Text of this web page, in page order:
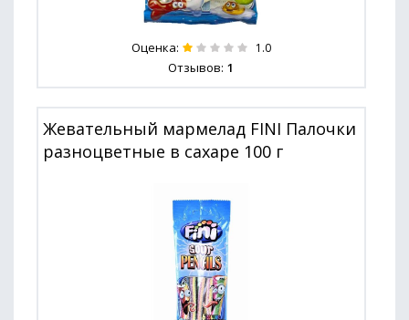
Оценка: 1.0
Отзывов: 1
Жевательный мармелад FINI Палочки
разноцветные в сахаре 100 г